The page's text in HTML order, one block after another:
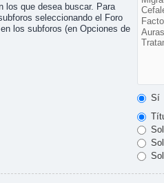
los que desea buscar. Para
seleccionando el Foro
los subforos (en Opciones de
Sí